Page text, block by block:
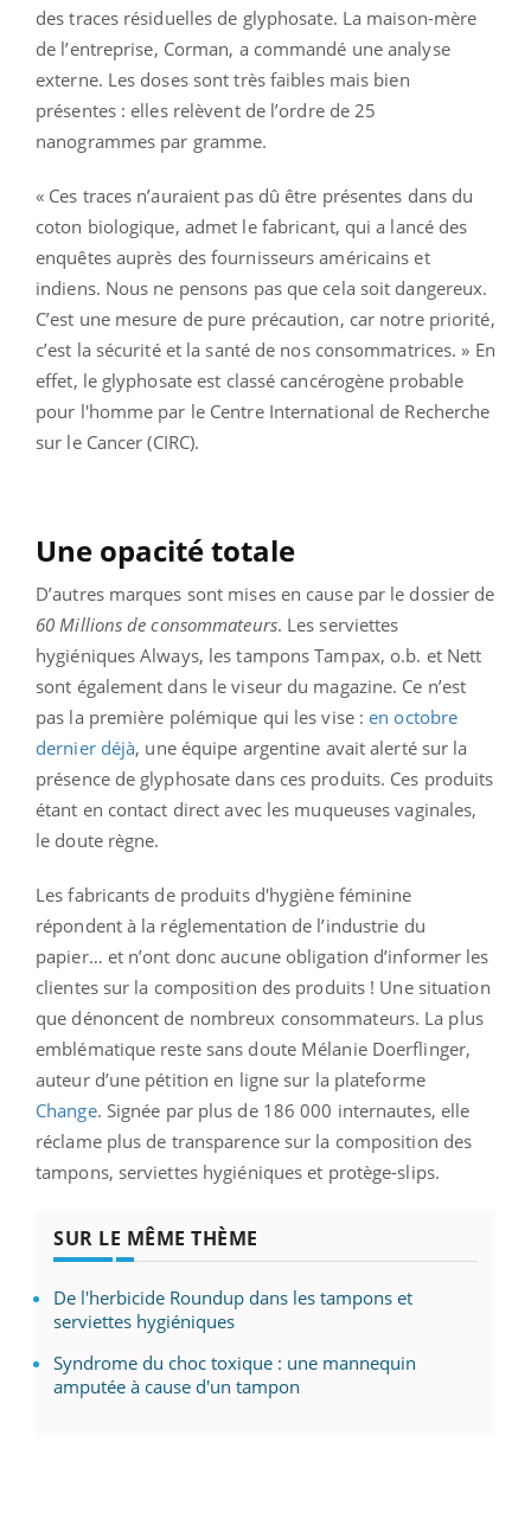
des traces résiduelles de glyphosate. La maison-mère
de l’entreprise, Corman, a commandé une analyse
externe. Les doses sont très faibles mais bien
présentes : elles relèvent de l’ordre de 25
nanogrammes par gramme.
« Ces traces n’auraient pas dû être présentes dans du
coton biologique, admet le fabricant, qui a lancé des
enquêtes auprès des fournisseurs américains et
indiens. Nous ne pensons pas que cela soit dangereux.
C’est une mesure de pure précaution, car notre priorité,
c’est la sécurité et la santé de nos consommatrices. » En
effet, le glyphosate est classé cancérogène probable
pour l'homme par le Centre International de Recherche
sur le Cancer (CIRC).
Une opacité totale
D’autres marques sont mises en cause par le dossier de
60 Millions de consommateurs. Les serviettes
hygiéniques Always, les tampons Tampax, o.b. et Nett
sont également dans le viseur du magazine. Ce n’est
pas la première polémique qui les vise :en octobre
dernier déjà, une équipe argentine avait alerté sur la
présence de glyphosate dans ces produits. Ces produits
étant en contact direct avec les muqueuses vaginales,
le doute règne.
Les fabricants de produits d'hygiène féminine
répondent à la réglementation de l’industrie du
papier… et n’ont donc aucune obligation d’informer les
clientes sur la composition des produits ! Une situation
que dénoncent de nombreux consommateurs. La plus
emblématique reste sans doute Mélanie Doerflinger,
auteur d’une pétition en ligne sur la plateforme
Change. Signée par plus de 186 000 internautes, elle
réclame plus de transparence sur la composition des
tampons, serviettes hygiéniques et protège-slips.
SUR LE MÊME THÈME
De l'herbicide Roundup dans les tampons et
serviettes hygiéniques
Syndrome du choc toxique : une mannequin
amputée à cause d'un tampon